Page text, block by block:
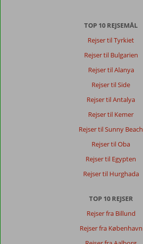
TOP 10 REJSEMÅL
Rejser til Tyrkiet
Rejser til Bulgarien
Rejser til Alanya
Rejser til Side
Rejser til Antalya
Rejser til Kemer
Rejser til Sunny Beach
Rejser til Oba
Rejser til Egypten
Rejser til Hurghada
TOP 10 REJSER
Rejser fra Billund
Rejser fra København